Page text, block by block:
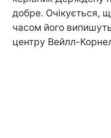
добре. Очікується,
часом його
центру Вейлл-